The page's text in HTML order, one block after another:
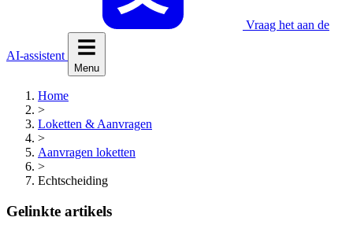
Vraag het aan de
AI-assistent
Menu
Home
>
Loketten & Aanvragen
>
Aanvragen loketten
>
Echtscheiding
Gelinkte artikels